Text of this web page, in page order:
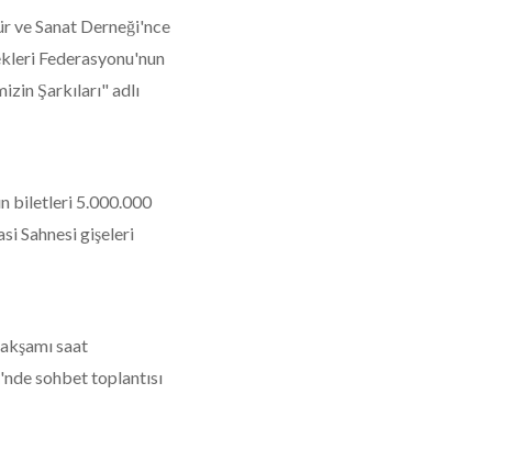
ve Sanat Derneği'nce
Federasyonu'nun
Şarkıları" adlı
biletleri 5.000.000
Sahnesi gişeleri
saat
sohbet toplantısı